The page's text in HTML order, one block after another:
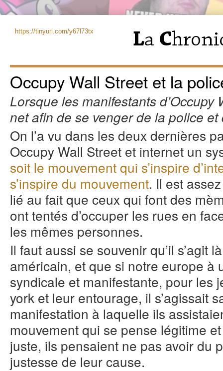
https://tinyurl.com/y67l73tx
Occupy Wall Street et la
Lorsque les manifestants d’Occupy
net afin de se venger de la police et
On l’a vu dans les deux dernières
Occupy Wall Street et internet un
soit le mouvement qui s’inspire
s’inspire du mouvement. Il est
lié au fait que ceux qui font des
ont tentés d’occuper les rues en
les mêmes personnes.
Il faut aussi se souvenir qu’il s’agit
américain, et que si notre europe à
syndicale et manifestante, pour les
york et leur entourage, il s’agissait
manifestation à laquelle ils
mouvement qui se pense légitime
juste, ils pensaient ne pas avoir du
justesse de leur cause.